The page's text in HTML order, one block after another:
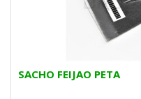
SACHO FEIJAO PETA